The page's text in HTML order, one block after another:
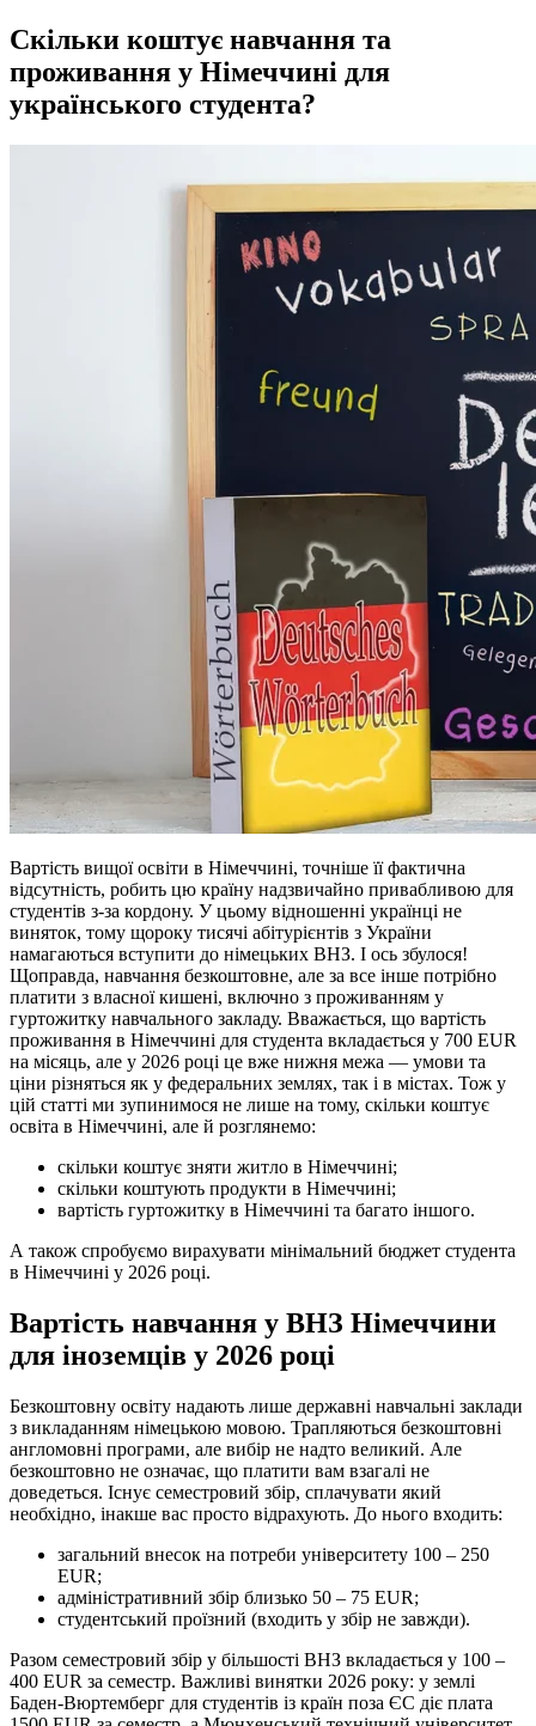
Скільки коштує навчання та
проживання у Німеччині для
українського студента?
Вартість вищої освіти в Німеччині, точніше її фактична
відсутність, робить цю країну надзвичайно привабливою для
студентів з-за кордону. У цьому відношенні українці не
виняток, тому щороку тисячі абітурієнтів з України
намагаються вступити до німецьких ВНЗ. І ось збулося!
Щоправда, навчання безкоштовне, але за все інше потрібно
платити з власної кишені, включно з проживанням у
гуртожитку навчального закладу. Вважається, що вартість
проживання в Німеччині для студента вкладається у 700 EUR
на місяць, але у 2026 році це вже нижня межа — умови та
ціни різняться як у федеральних землях, так і в містах. Тож у
цій статті ми зупинимося не лише на тому, скільки коштує
освіта в Німеччині, але й розглянемо:
скільки коштує зняти житло в Німеччині;
скільки коштують продукти в Німеччині;
вартість гуртожитку в Німеччині та багато іншого.
А також спробуємо вирахувати мінімальний бюджет студента
в Німеччині у 2026 році.
Вартість навчання у ВНЗ Німеччини
для іноземців у 2026 році
Безкоштовну освіту надають лише державні навчальні заклади
з викладанням німецькою мовою. Трапляються безкоштовні
англомовні програми, але вибір не надто великий. Але
безкоштовно не означає, що платити вам взагалі не
доведеться. Існує семестровий збір, сплачувати який
необхідно, інакше вас просто відрахують. До нього входить:
загальний внесок на потреби університету 100 – 250
EUR;
адміністративний збір близько 50 – 75 EUR;
студентський проїзний (входить у збір не завжди).
Разом семестровий збір у більшості ВНЗ вкладається у 100 –
400 EUR за семестр. Важливі винятки 2026 року: у землі
Баден-Вюртемберг для студентів із країн поза ЄС діє плата